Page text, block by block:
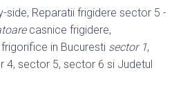
side, Reparatii frigidere sector 5 -
casnice frigidere,
in Bucuresti sector 1,
4, sector 5, sector 6 si Judetul